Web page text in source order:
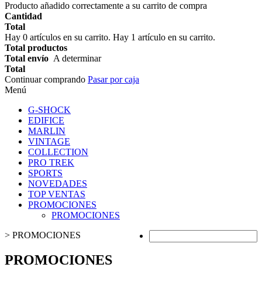
Producto añadido correctamente a su carrito de compra
Cantidad
Total
Hay 0 artículos en su carrito. Hay 1 artículo en su carrito.
Total productos
Total envío A determinar
Total
Continuar comprando Pasar por caja
Menú
G-SHOCK
EDIFICE
MARLIN
VINTAGE
COLLECTION
PRO TREK
SPORTS
NOVEDADES
TOP VENTAS
PROMOCIONES
PROMOCIONES
> PROMOCIONES
PROMOCIONES